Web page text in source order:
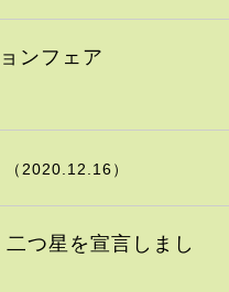
ンフェア
（2020.12.16）
つ星を宣言しまし